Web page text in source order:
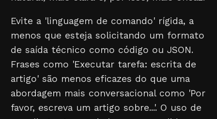
Evite a 'linguagem de comando' rígida, a
menos que esteja solicitando um formato
de saída técnico como código ou JSON.
Frases como 'Executar tarefa: escrita de
artigo' são menos eficazes do que uma
abordagem mais conversacional como 'Por
favor, escreva um artigo sobre...'. O uso de